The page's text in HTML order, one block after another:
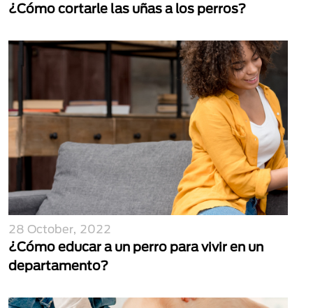
¿Cómo cortarle las uñas a los perros?
28 October, 2022
¿Cómo educar a un perro para vivir en un
departamento?